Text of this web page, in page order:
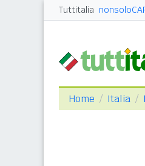
Tuttitalia
Home Italia